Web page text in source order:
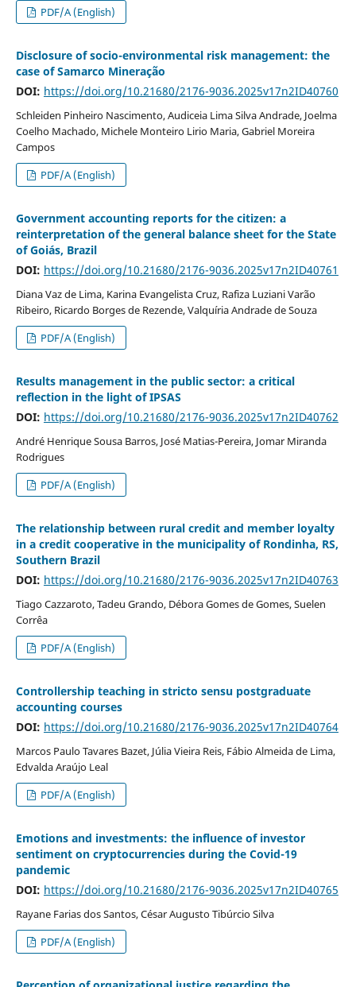
PDF/A (English)
Disclosure of socio-environmental risk management: the
case of Samarco Mineração
DOI: https://doi.org/10.21680/2176-9036.2025v17n2ID40760
Schleiden Pinheiro Nascimento, Audiceia Lima Silva Andrade, Joelma
Coelho Machado, Michele Monteiro Lirio Maria, Gabriel Moreira
Campos
PDF/A (English)
Government accounting reports for the citizen: a
reinterpretation of the general balance sheet for the State
of Goiás, Brazil
DOI: https://doi.org/10.21680/2176-9036.2025v17n2ID40761
Diana Vaz de Lima, Karina Evangelista Cruz, Rafiza Luziani Varão
Ribeiro, Ricardo Borges de Rezende, Valquíria Andrade de Souza
PDF/A (English)
Results management in the public sector: a critical
reflection in the light of IPSAS
DOI: https://doi.org/10.21680/2176-9036.2025v17n2ID40762
André Henrique Sousa Barros, José Matias-Pereira, Jomar Miranda
Rodrigues
PDF/A (English)
The relationship between rural credit and member loyalty
in a credit cooperative in the municipality of Rondinha, RS,
Southern Brazil
DOI: https://doi.org/10.21680/2176-9036.2025v17n2ID40763
Tiago Cazzaroto, Tadeu Grando, Débora Gomes de Gomes, Suelen
Corrêa
PDF/A (English)
Controllership teaching in stricto sensu postgraduate
accounting courses
DOI: https://doi.org/10.21680/2176-9036.2025v17n2ID40764
Marcos Paulo Tavares Bazet, Júlia Vieira Reis, Fábio Almeida de Lima,
Edvalda Araújo Leal
PDF/A (English)
Emotions and investments: the influence of investor
sentiment on cryptocurrencies during the Covid-19
pandemic
DOI: https://doi.org/10.21680/2176-9036.2025v17n2ID40765
Rayane Farias dos Santos, César Augusto Tibúrcio Silva
PDF/A (English)